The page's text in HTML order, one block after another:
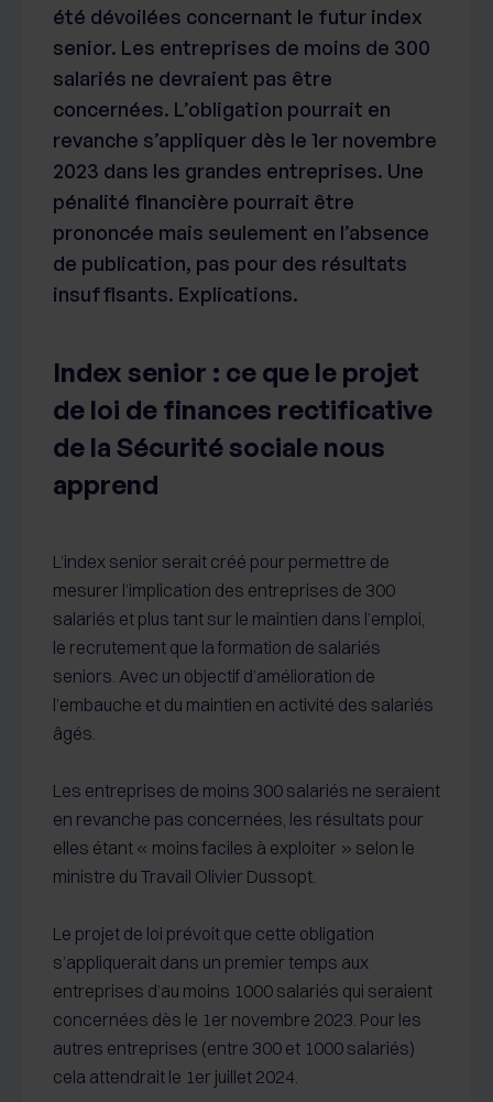
été dévoilées concernant le futur index
senior. Les entreprises de moins de 300
salariés ne devraient pas être
concernées. L’obligation pourrait en
revanche s’appliquer dès le 1er novembre
2023 dans les grandes entreprises. Une
pénalité financière pourrait être
prononcée mais seulement en l’absence
de publication, pas pour des résultats
insuffisants. Explications.
Index senior : ce que le projet
de loi de finances rectificative
de la Sécurité sociale nous
apprend
L’index senior serait créé pour permettre de
mesurer l’implication des entreprises de 300
salariés et plus tant sur le maintien dans l’emploi,
le recrutement que la formation de salariés
seniors. Avec un objectif d’amélioration de
l’embauche et du maintien en activité des salariés
âgés.
Les entreprises de moins 300 salariés ne seraient
en revanche pas concernées, les résultats pour
elles étant « moins faciles à exploiter » selon le
ministre du Travail Olivier Dussopt.
Le projet de loi prévoit que cette obligation
s’appliquerait dans un premier temps aux
entreprises d’au moins 1000 salariés qui seraient
concernées dès le 1er novembre 2023. Pour les
autres entreprises (entre 300 et 1000 salariés)
cela attendrait le 1er juillet 2024.